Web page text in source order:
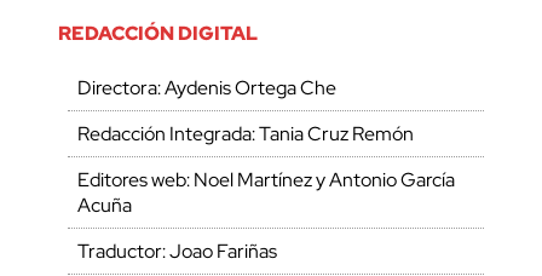
REDACCIÓN DIGITAL
Directora: Aydenis Ortega Che
Redacción Integrada: Tania Cruz Remón
Editores web: Noel Martínez y Antonio García
Acuña
Traductor: Joao Fariñas